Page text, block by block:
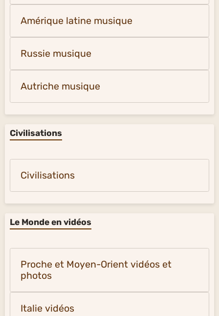
Amérique latine musique
Russie musique
Autriche musique
Civilisations
Civilisations
Le Monde en vidéos
Proche et Moyen-Orient vidéos et
photos
Italie vidéos